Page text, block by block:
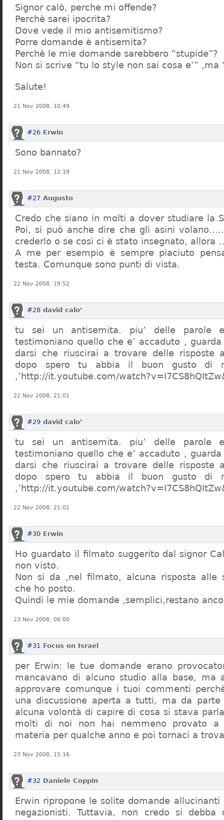
Signor calò, perche mi offende?
Perchè sarei ipocrita?
Dove vede il mio antisemitismo?
Porre domande è antisemita?
Perchè le mie domande sarebbero “stupide”?
Non si scrive “tu lo style non sai cosa e’” ,ma
Salute!
21 Nov 2008, 10:49
#26 Erwin
Sono bannato?
21 Nov 2008, 12:19
#27 Augusto
Credo che siano in molti a dover studiare la
Poi, si può anche dire che gli asini
crederlo o se così ci è stato insegnato,
A me per esempio è sempre piaciuto
testa. Comunque sono punti di vista.
22 Nov 2008, 19:52
#28 david calo’
tu sei un antisemita. piu’ delle parole
testimoniano quello che e’ accaduto , guarda
darsi che riuscirai a trovare delle risposte
dopo spero tu abbia il buon gusto di
,’http://it.youtube.com/
22 Nov 2008, 21:01
#29 david calo’
tu sei un antisemita. piu’ delle parole
testimoniano quello che e’ accaduto , guarda
darsi che riuscirai a trovare delle risposte
dopo spero tu abbia il buon gusto di
,’http://it.youtube.com/
22 Nov 2008, 21:01
#30 Erwin
Ho guardato il filmato suggerito dal signor
non visto.
Non si da ,nel filmato, alcuna risposta alle
che ho posto.
Quindi le mie domande ,semplici,restano
23 Nov 2008, 06:00
#31 Focus on Israel
per Erwin: le tue domande erano
mancavano di alcuno studio alla base, ma
approvare comunque i tuoi commenti
una discussione aperta a tutti, ma da parte
alcuna volontà di capire di cosa si stava
molti di noi non hai nemmeno provato a
materia per qualche anno e poi tornaci a
23 Nov 2008, 15:16
#32 Daniele Coppin
Erwin ripropone le solite domande
negazionisti. Tuttavia, non credo si debba